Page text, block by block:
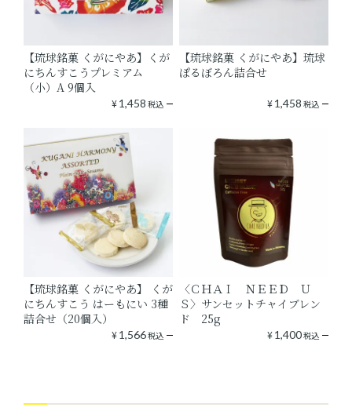
【琉球銘菓 くがにやあ】くが
にちんすこうプレミアム
（小）A 9個入
¥1,458 税込
【琉球銘菓 くがにやあ】琉球
ぽるぼろん詰合せ
¥1,458 税込
【琉球銘菓 くがにやあ】 くが
にちんすこう はーもにい 3種
詰合せ（20個入）
¥1,566税込
〈ＣＨＡＩ ＮＥＥＤ Ｕ
Ｓ〉サンセットチャイブレン
ド 25g
¥1,400税込